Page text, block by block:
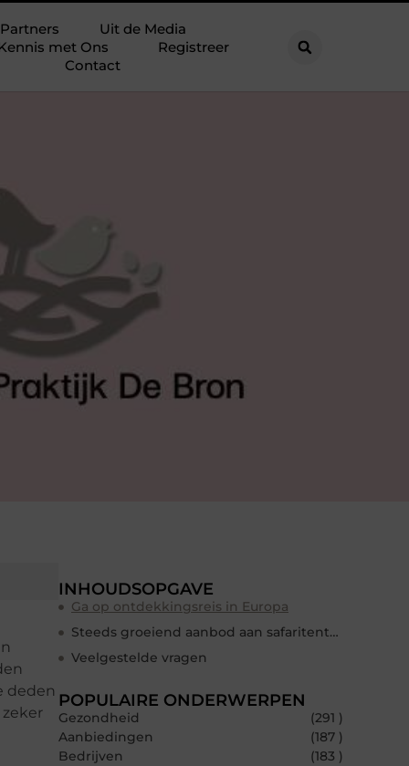
Partners
Uit de Media
met Ons
Registreer
Contact
deden
INHOUDSOPGAVE
Ga op ontdekkingsreis in Europa
Steeds groeiend aanbod aan safaritenten
Veelgestelde vragen
POPULAIRE ONDERWERPEN
Gezondheid
(291 )
Aanbiedingen
(187 )
Bedrijven
(183 )